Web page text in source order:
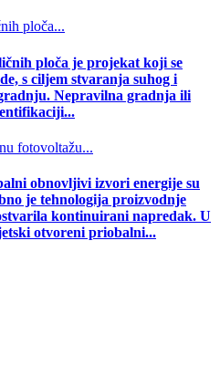
ploča...
ploča je projekat koji se
s ciljem stvaranja suhog i
Nepravilna gradnja ili
fotovoltažu...
obnovljivi izvori energije su
je tehnologija proizvodnje
kontinuirani napredak. U
otvoreni priobalni...